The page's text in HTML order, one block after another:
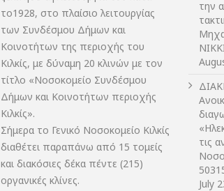
το1928, στο πλαίσιο λειτουργίας
των Συνδέσμου Δήμων και
Κοινοτήτων της περιοχής του
Κιλκίς, με δύναμη 20 κλινών με τον
τίτλο «Νοσοκομείο Συνδέσμου
Δήμων και Κοινοτήτων περιοχής
Κιλκίς».
Σήμερα το Γενικό Νοσοκομείο Κιλκίς
διαθέτει παραπάνω από 15 τομείς
και διακόσιες δέκα πέντε (215)
οργανικές κλίνες.
την
τις
July